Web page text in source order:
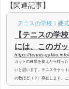
【関連記事】
テニスの学校｜硬
【テニスの学
には、このガ
https://tennis-
ガットの種類を変えたら打っ
いと思います。テニスラケッ
の数ほど（？）存在します。
ーにはこんなガット、と開発